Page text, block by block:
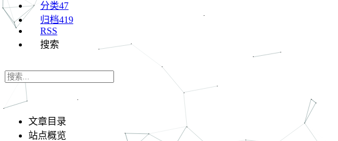
分类47
归档419
RSS
搜索
文章目录
站点概览